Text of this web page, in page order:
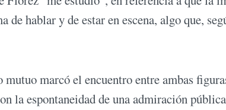
de hablar y de estar en escena, algo que,
marcó el encuentro entre ambas
la espontaneidad de una admiración